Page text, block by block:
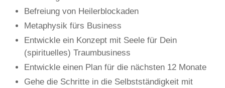
Befreiung von Heilerblockaden
Metaphysik fürs Business
Entwickle ein Konzept mit Seele für Dein
(spirituelles) Traumbusiness
Entwickle einen Plan für die nächsten 12 Monate
Gehe die Schritte in die Selbstständigkeit mit